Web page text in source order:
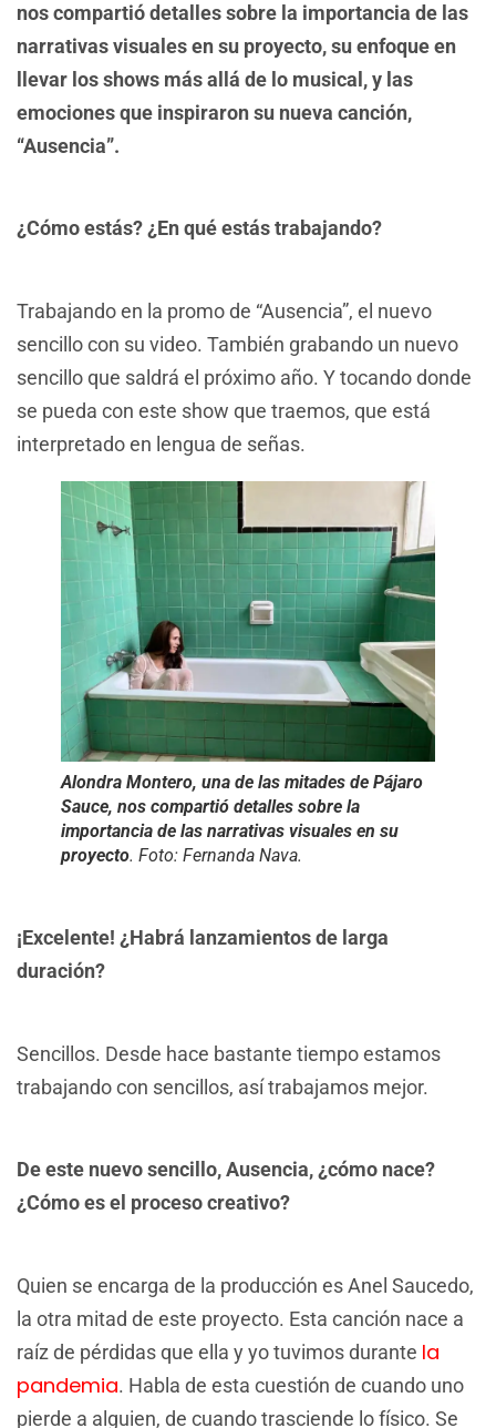
nos compartió detalles sobre la importancia de las
narrativas visuales en su proyecto, su enfoque en
llevar los shows más allá de lo musical, y las
emociones que inspiraron su nueva canción,
“Ausencia”.
¿Cómo estás? ¿En qué estás trabajando?
Trabajando en la promo de “Ausencia”, el nuevo
sencillo con su video. También grabando un nuevo
sencillo que saldrá el próximo año. Y tocando donde
se pueda con este show que traemos, que está
interpretado en lengua de señas.
Alondra Montero, una de las mitades de Pájaro
Sauce, nos compartió detalles sobre la
importancia de las narrativas visuales en su
proyecto. Foto: Fernanda Nava.
¡Excelente! ¿Habrá lanzamientos de larga
duración?
Sencillos. Desde hace bastante tiempo estamos
trabajando con sencillos, así trabajamos mejor.
De este nuevo sencillo, Ausencia, ¿cómo nace?
¿Cómo es el proceso creativo?
Quien se encarga de la producción es Anel Saucedo,
la otra mitad de este proyecto. Esta canción nace a
raíz de pérdidas que ella y yo tuvimos durante la
pandemia. Habla de esta cuestión de cuando uno
pierde a alguien, de cuando trasciende lo físico. Se